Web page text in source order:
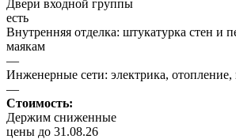
Двери входной группы
есть
Внутренняя отделка: штукатурка стен и
маякам
—
Инженерные сети: электрика, отопление,
—
Стоимость:
Держим сниженные
цены до 31.08.26